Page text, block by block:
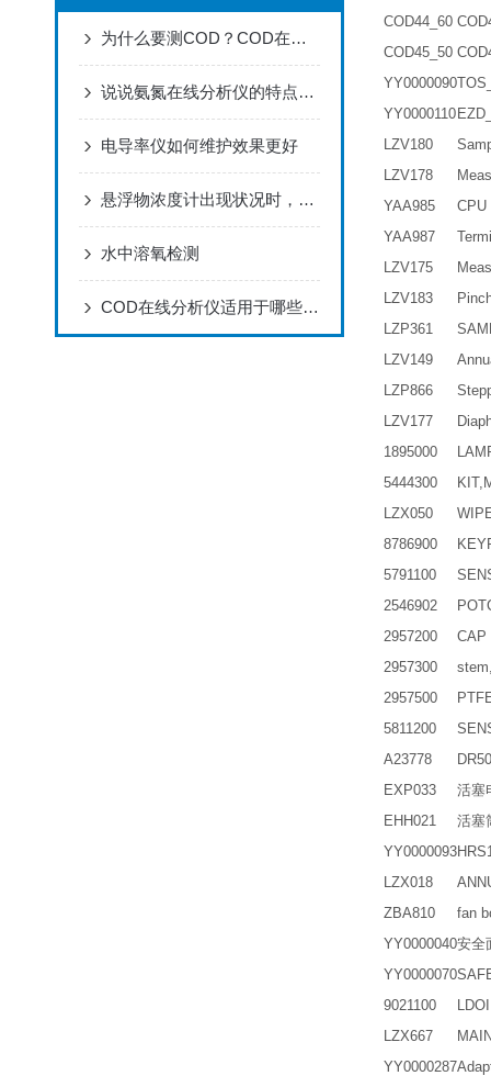
为什么要测COD？COD在线分析仪检测采用的原理
说说氨氮在线分析仪的特点和使用保养
电导率仪如何维护效果更好
悬浮物浓度计出现状况时，要如何快速有效地处理
水中溶氧检测
COD在线分析仪适用于哪些应用场景？
COD44_60
COD45_50
YY0000090
YY0000110
LZV180
LZV178
YAA985
CPU
YAA987
LZV175
LZV183
LZP361
LZV149
LZP866
LZV177
1895000
5444300
LZX050
8786900
5791100
2546902
2957200
CAP
2957300
2957500
5811200
A23778
EXP033
活塞
EHH021
活塞
YY0000093
LZX018
ZBA810
fan
YY0000040安全
YY0000070
9021100
LZX667
YY0000287